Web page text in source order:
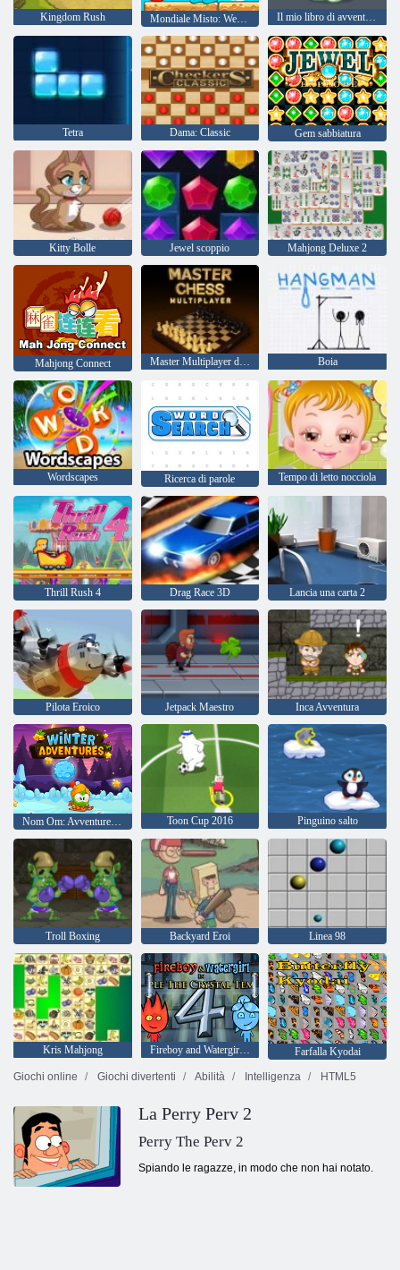
Kingdom Rush Mondiale Misto: Weekend Il mio libro di avventura 2
Tetra Dama: Classic Gem sabbiatura
Kitty Bolle Jewel scoppio Mahjong Deluxe 2
Mahjong Connect Master Multiplayer di scacchi Boia
Wordscapes Ricerca di parole Tempo di letto nocciola
Thrill Rush 4 Drag Race 3D Lancia una carta 2
Pilota Eroico Jetpack Maestro Inca Avventura
Nom Om: Avventure invernali Toon Cup 2016 Pinguino salto
Troll Boxing Backyard Eroi Linea 98
Kris Mahjong Fireboy and Watergirl 4: Tempio di Cristallo
Farfalla Kyodai
Giochi online
Giochi divertenti Abilità Intelligenza HTML5
La Perry Perv 2
Perry The Perv 2
Spiando le ragazze, in modo che non hai notato.